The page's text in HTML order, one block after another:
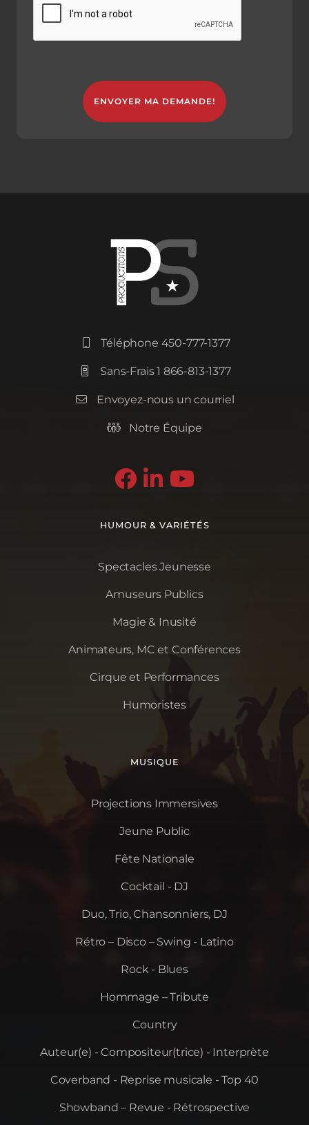
Téléphone 450-777-1377
 Sans-Frais 1 866-813-1377
 Envoyez-nous un courriel
 Notre Équipe
  
HUMOUR & VARIÉTÉS
Spectacles Jeunesse
Amuseurs Publics
Magie & Inusité
Animateurs, MC et Conférences
Cirque et Performances
Humoristes
MUSIQUE
Projections Immersives
Jeune Public
Fête Nationale
Cocktail - DJ
Duo, Trio, Chansonniers, DJ
Rétro – Disco – Swing - Latino
Rock - Blues
Hommage – Tribute
Country
Auteur(e) - Compositeur(trice) - Interprète
Coverband - Reprise musicale - Top 40
Showband – Revue - Rétrospective